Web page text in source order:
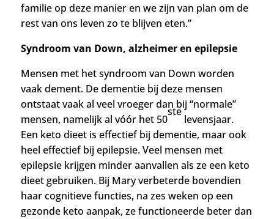
familie op deze manier en we zijn van plan om de
rest van ons leven zo te blijven eten.”
Syndroom van Down, alzheimer en epilepsie
Mensen met het syndroom van Down worden
vaak dement. De dementie bij deze mensen
ontstaat vaak al veel vroeger dan bij “normale”
mensen, namelijk al vóór het 50
ste
levensjaar.
Een keto dieet is effectief bij dementie, maar ook
heel effectief bij epilepsie. Veel mensen met
epilepsie krijgen minder aanvallen als ze een keto
dieet gebruiken. Bij Mary verbeterde bovendien
haar cognitieve functies, na zes weken op een
gezonde keto aanpak, ze functioneerde beter dan